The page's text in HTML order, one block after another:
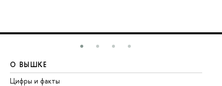
О ВЫШКЕ
Цифры и факты